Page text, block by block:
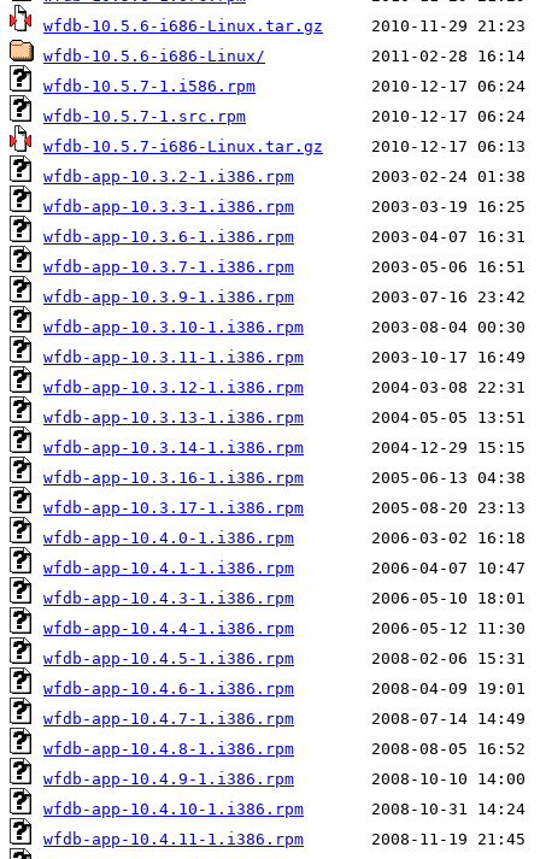
wfdb-10.5.6-i686-Linux.tar.gz
wfdb-10.5.6-i686-Linux/
wfdb-10.5.7-1.i586.rpm
wfdb-10.5.7-1.src.rpm
wfdb-10.5.7-i686-Linux.tar.gz
wfdb-app-10.3.2-1.i386.rpm
wfdb-app-10.3.3-1.i386.rpm
wfdb-app-10.3.6-1.i386.rpm
wfdb-app-10.3.7-1.i386.rpm
wfdb-app-10.3.9-1.i386.rpm
wfdb-app-10.3.10-1.i386.rpm
wfdb-app-10.3.11-1.i386.rpm
wfdb-app-10.3.12-1.i386.rpm
wfdb-app-10.3.13-1.i386.rpm
wfdb-app-10.3.14-1.i386.rpm
wfdb-app-10.3.16-1.i386.rpm
wfdb-app-10.3.17-1.i386.rpm
wfdb-app-10.4.0-1.i386.rpm
wfdb-app-10.4.1-1.i386.rpm
wfdb-app-10.4.3-1.i386.rpm
wfdb-app-10.4.4-1.i386.rpm
wfdb-app-10.4.5-1.i386.rpm
wfdb-app-10.4.6-1.i386.rpm
wfdb-app-10.4.7-1.i386.rpm
wfdb-app-10.4.8-1.i386.rpm
wfdb-app-10.4.9-1.i386.rpm
wfdb-app-10.4.10-1.i386.rpm
wfdb-app-10.4.11-1.i386.rpm